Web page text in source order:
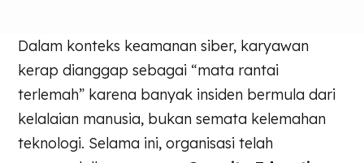
Dalam konteks keamanan siber, karyawan
kerap dianggap sebagai “mata rantai
terlemah” karena banyak insiden bermula dari
kelalaian manusia, bukan semata kelemahan
teknologi. Selama ini, organisasi telah